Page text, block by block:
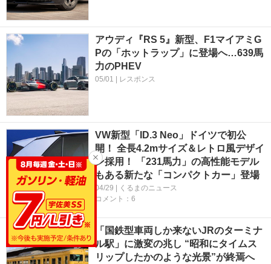
アウディ『RS 5』新型、F1マイアミG
Pの「ホットラップ」に登場へ…639馬
力のPHEV
05/01 | レスポンス
VW新型「ID.3 Neo」ドイツで初公
開！ 全長4.2mサイズ＆レトロ風デザイ
ン採用！ 「231馬力」の高性能モデル
もある新たな「コンパクトカー」登場
04/29 | くるまのニュース
コメント：6
「国鉄型車両しか来ないJRのターミナ
ル駅」に激変の兆し “昭和にタイムス
リップしたかのような光景”が終焉へ